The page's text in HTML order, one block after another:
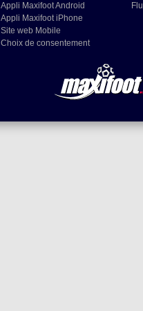
Appli Maxifoot Android
Appli Maxifoot iPhone
Site web Mobile
Choix de consentement